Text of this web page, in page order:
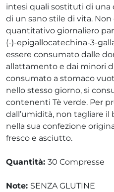
intesi quali sostituti di una
di un sano stile di vita.
quantitativo giornaliero
(-)-epigallocatechina-3-
essere consumato dalle
allattamento e dai minori
consumato a stomaco
nello stesso giorno, si
contenenti Tè verde. Per
dall’umidità, non tagliare
nella sua confezione
fresco e asciutto.
Quantità: 30 Compresse
Note: SENZA GLUTINE